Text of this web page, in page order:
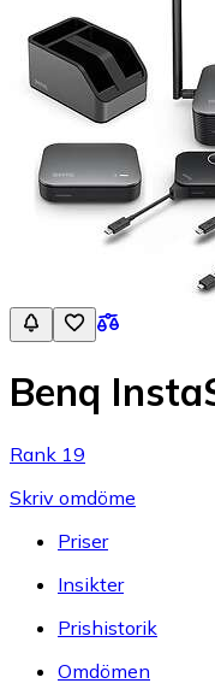
Benq
Rank 19
Skriv omdöme
Priser
Insikter
Prishistorik
Omdömen